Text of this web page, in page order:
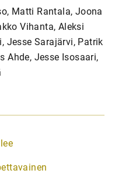
Matti Rantala, Joona
Vihanta, Aleksi
Jesse Sarajärvi, Patrik
Ahde, Jesse Isosaari,